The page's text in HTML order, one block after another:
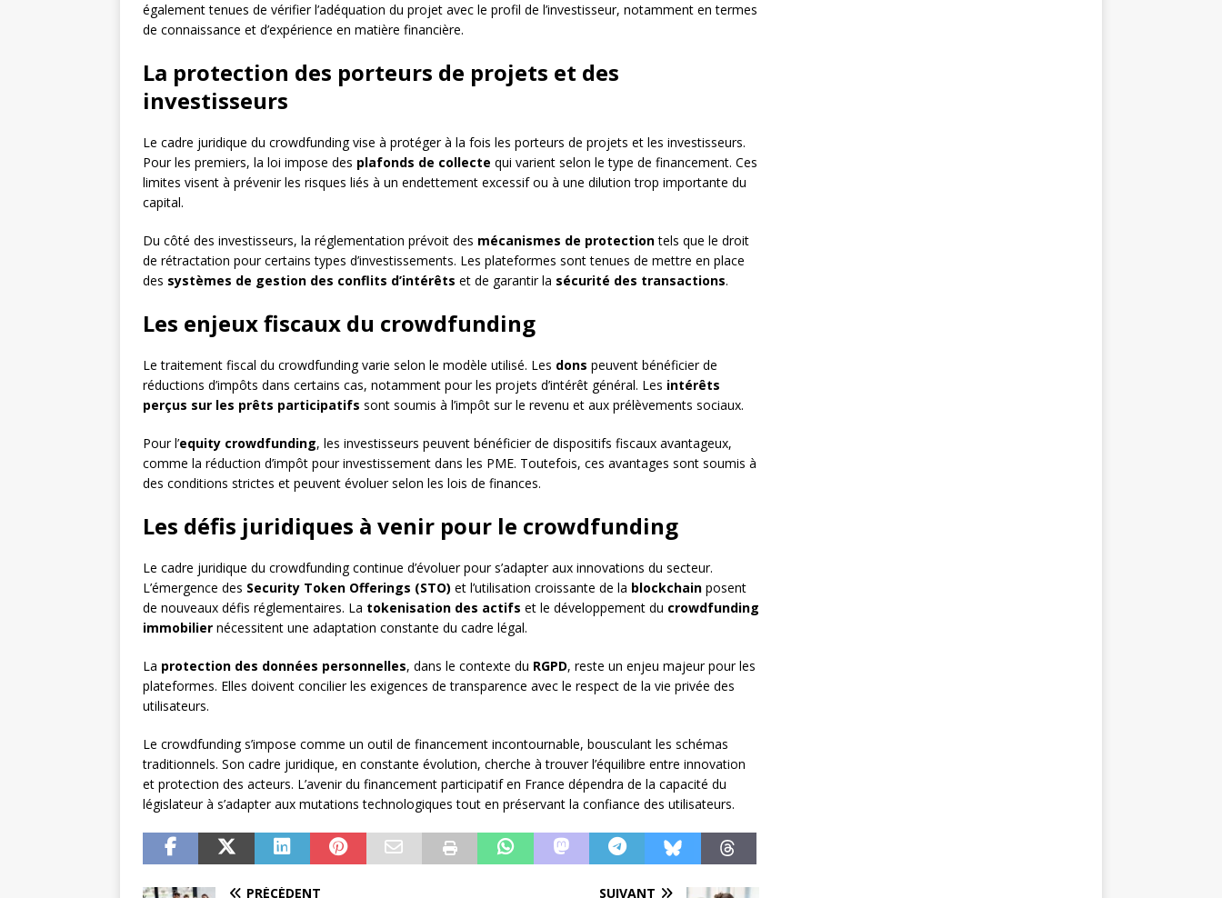
également tenues de vérifier l’adéquation du projet avec le profil de l’investisseur, notamment en termes
de connaissance et d’expérience en matière financière.
La protection des porteurs de projets et des
investisseurs
Le cadre juridique du crowdfunding vise à protéger à la fois les porteurs de projets et les investisseurs.
Pour les premiers, la loi impose des plafonds de collecte qui varient selon le type de financement. Ces
limites visent à prévenir les risques liés à un endettement excessif ou à une dilution trop importante du
capital.
Du côté des investisseurs, la réglementation prévoit des mécanismes de protectiontels que le droit
de rétractation pour certains types d’investissements. Les plateformes sont tenues de mettre en place
des systèmes de gestion des conflits d’intérêts et de garantir la sécurité des transactions.
Les enjeux fiscaux du crowdfunding
Le traitement fiscal du crowdfunding varie selon le modèle utilisé. Les dons peuvent bénéficier de
réductions d’impôts dans certains cas, notamment pour les projets d’intérêt général. Les intérêts
perçus sur les prêts participatifs sont soumis à l’impôt sur le revenu et aux prélèvements sociaux.
Pour l’equity crowdfunding, les investisseurs peuvent bénéficier de dispositifs fiscaux avantageux,
comme la réduction d’impôt pour investissement dans les PME. Toutefois, ces avantages sont soumis à
des conditions strictes et peuvent évoluer selon les lois de finances.
Les défis juridiques à venir pour le crowdfunding
Le cadre juridique du crowdfunding continue d’évoluer pour s’adapter aux innovations du secteur.
L’émergence des Security Token Offerings (STO) et l’utilisation croissante de la blockchain posent
de nouveaux défis réglementaires. La tokenisation des actifs et le développement du crowdfunding
immobilier nécessitent une adaptation constante du cadre légal.
La protection des données personnelles, dans le contexte du RGPD, reste un enjeu majeur pour les
plateformes. Elles doivent concilier les exigences de transparence avec le respect de la vie privée des
utilisateurs.
Le crowdfunding s’impose comme un outil de financement incontournable, bousculant les schémas
traditionnels. Son cadre juridique, en constante évolution, cherche à trouver l’équilibre entre innovation
et protection des acteurs. L’avenir du financement participatif en France dépendra de la capacité du
législateur à s’adapter aux mutations technologiques tout en préservant la confiance des utilisateurs.
PRÉCÉDENT SUIVANT